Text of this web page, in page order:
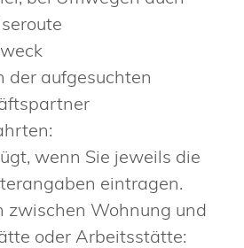
der aufgesuchten
wenn Sie jeweils die
eintragen.
zwischen Wohnung und
oder Arbeitsstätte: